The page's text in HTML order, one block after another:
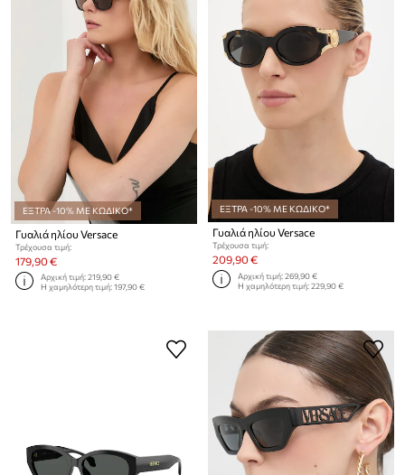
ΕΞΤΡΑ -10% ΜΕ ΚΩΔΙΚΟ*
Γυαλιά ηλίου Versace
Τρέχουσα τιμή:
179,90 €
Αρχική τιμή:219,90 €
Η χαμηλότερη τιμή:197,90 €
ΕΞΤΡΑ -10% ΜΕ ΚΩΔΙΚΟ*
Γυαλιά ηλίου Versace
Τρέχουσα τιμή:
209,90 €
Αρχική τιμή:269,90 €
Η χαμηλότερη τιμή:229,90 €